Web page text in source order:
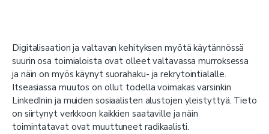
Digitalisaation ja valtavan kehityksen myötä käytännössä
suurin osa toimialoista ovat olleet valtavassa murroksessa
ja näin on myös käynyt suorahaku- ja rekrytointialalle.
Itseasiassa muutos on ollut todella voimakas varsinkin
LinkedInin ja muiden sosiaalisten alustojen yleistyttyä. Tieto
on siirtynyt verkkoon kaikkien saataville ja näin
toimintatavat ovat muuttuneet radikaalisti.